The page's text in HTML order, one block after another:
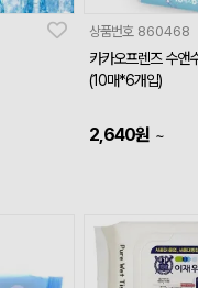
상품번호 860468
카카오프렌즈 수앤
(10매*6개입)
2,640원 ~